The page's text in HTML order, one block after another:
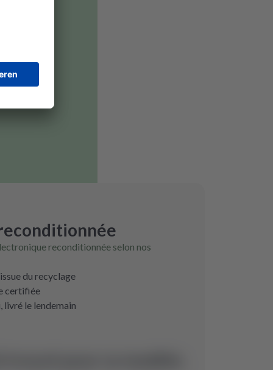
reconditionnée selon nos
du recyclage
certifiée
livré le lendemain